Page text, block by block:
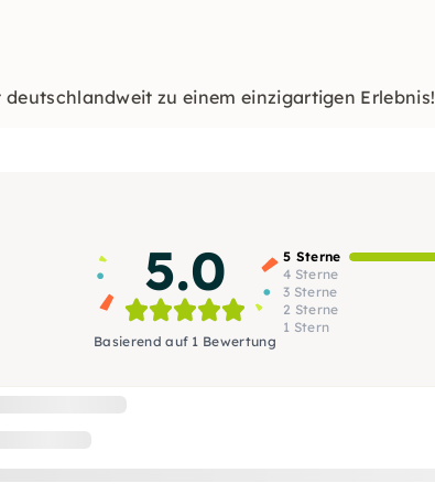
zu einem einzigartigen Erlebnis!
5.0
Basierend auf 1 Bewertung
5 Sterne
4 Sterne
3 Sterne
2 Sterne
1 Stern